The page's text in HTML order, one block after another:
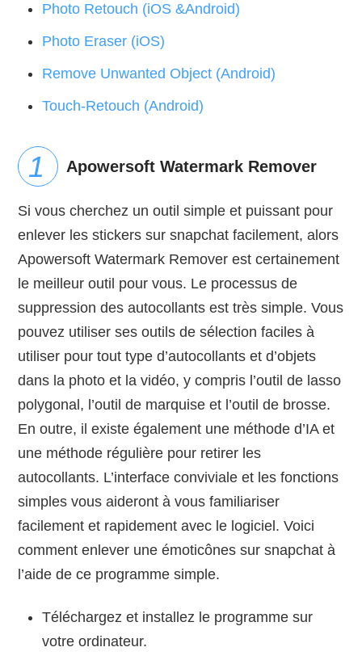
Photo Retouch (iOS &Android)
Photo Eraser (iOS)
Remove Unwanted Object (Android)
Touch-Retouch (Android)
Apowersoft Watermark Remover
Si vous cherchez un outil simple et puissant pour
enlever les stickers sur snapchat facilement, alors
Apowersoft Watermark Remover est certainement
le meilleur outil pour vous. Le processus de
suppression des autocollants est très simple. Vous
pouvez utiliser ses outils de sélection faciles à
utiliser pour tout type d’autocollants et d’objets
dans la photo et la vidéo, y compris l’outil de lasso
polygonal, l’outil de marquise et l’outil de brosse.
En outre, il existe également une méthode d’IA et
une méthode régulière pour retirer les
autocollants. L’interface conviviale et les fonctions
simples vous aideront à vous familiariser
facilement et rapidement avec le logiciel. Voici
comment enlever une émoticônes sur snapchat à
l’aide de ce programme simple.
Téléchargez et installez le programme sur
votre ordinateur.